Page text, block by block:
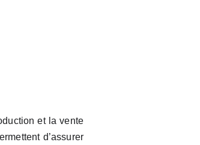
et la vente
d’assurer